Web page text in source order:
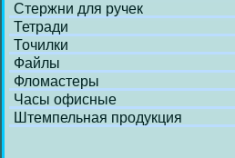
Стержни для ручек
Тетради
Точилки
Файлы
Фломастеры
Часы офисные
Штемпельная продукция